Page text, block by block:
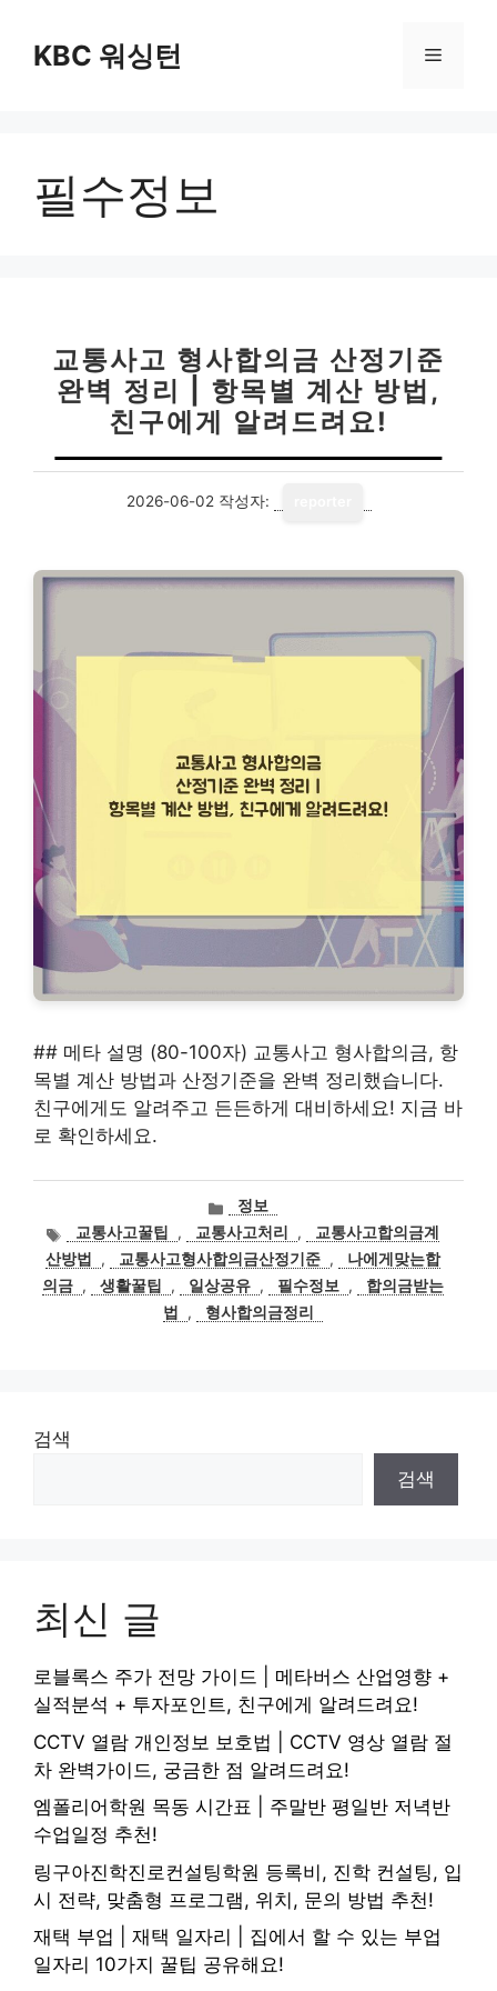
KBC 워싱턴 메
필수정보
교통사고 형사합의금 산정기준
완벽 정리 | 항목별 계산 방법,
친구에게 알려드려요!
2026-06-02 작성자:
## 메타 설명 (80-100자) 교통사고 형사합의금, 항
목별 계산 방법과 산정기준을 완벽 정리했습니다.
친구에게도 알려주고 든든하게 대비하세요! 지금 바
로 확인하세요.
카
테
고
리
정보
태
그
교통사고꿀팁 , 교통사고처리 ,
교통사고합의금계
산방법
, 교통사고형사합의금산정기준 ,
나에게맞는합
의금 , 생활꿀팁 , 일상공유 , 필수정보 ,
합의금받는
법
, 형사합의금정리
검색
검색
최신 글
로블록스 주가 전망 가이드 | 메타버스 산업영향 +
실적분석 + 투자포인트, 친구에게 알려드려요!
CCTV 열람 개인정보 보호법 | CCTV 영상 열람 절
차 완벽가이드, 궁금한 점 알려드려요!
엠폴리어학원 목동 시간표 | 주말반 평일반 저녁반
수업일정 추천!
링구아진학진로컨설팅학원 등록비, 진학 컨설팅, 입
시 전략, 맞춤형 프로그램, 위치, 문의 방법 추천!
재택 부업 | 재택 일자리 | 집에서 할 수 있는 부업
일자리 10가지 꿀팁 공유해요!